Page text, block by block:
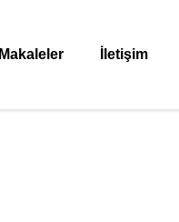
Makaleler İletişim